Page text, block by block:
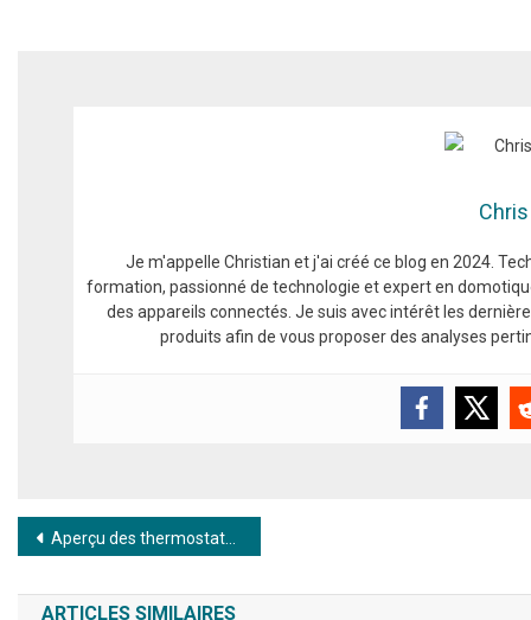
Chris
Je m'appelle Christian et j'ai créé ce blog en 2024.
formation, passionné de technologie et expert en
des appareils connectés. Je suis avec intérêt les
produits afin de vous proposer des analyses
Navigation de l’article
Aperçu des thermostats de radiateur intelligents de Homematic IP
ARTICLES SIMILAIRES